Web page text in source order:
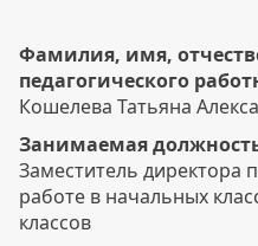
Фамилия, имя,
педагогического
Кошелева Татьяна
Занимаемая
Заместитель директора
работе в начальных
классов